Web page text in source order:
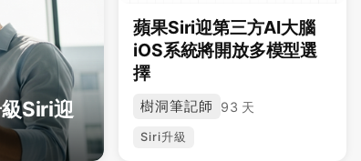
Siri迎
蘋果Siri迎第三方AI大腦
iOS系統將開放多模型選
擇
樹洞筆記師 93 天
Siri升級